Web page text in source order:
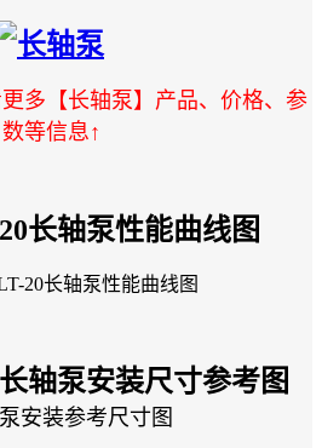
多 【长轴泵】产品、价格、参
数等信息↑
长轴泵性能曲线图
轴泵安装尺寸参考图